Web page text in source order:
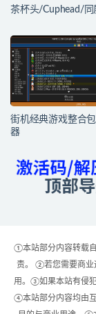
茶杯头/Cuphead/同
街机经典游戏整合
器
①本站部分内容转载
责。 ②若您需要商业
用。③如果本站有侵
④本站部分内容均由